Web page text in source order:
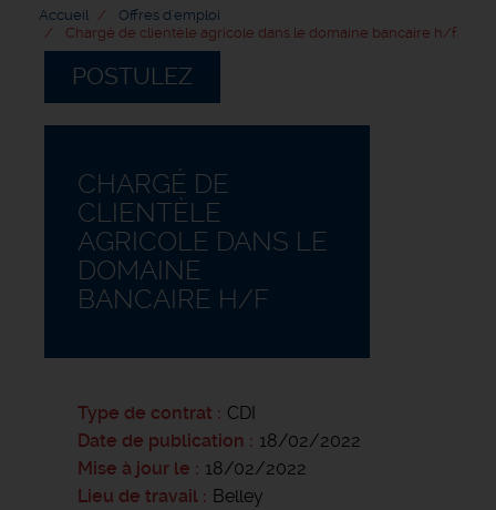
Accueil
Offres d'emploi
Chargé de clientèle agricole dans le domaine bancaire h/f
POSTULEZ
CHARGÉ DE
CLIENTÈLE
AGRICOLE DANS LE
DOMAINE
BANCAIRE H/F
Type de contrat
CDI
Date de publication
18/02/2022
Mise à jour le
18/02/2022
Lieu de travail
Belley